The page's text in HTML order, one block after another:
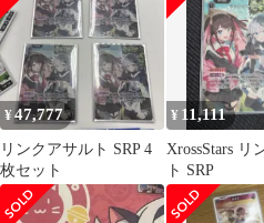
¥47,777
リンクアサルト SRP 4
枚セット
¥ 11,111
XrossStars リ
ト SRP